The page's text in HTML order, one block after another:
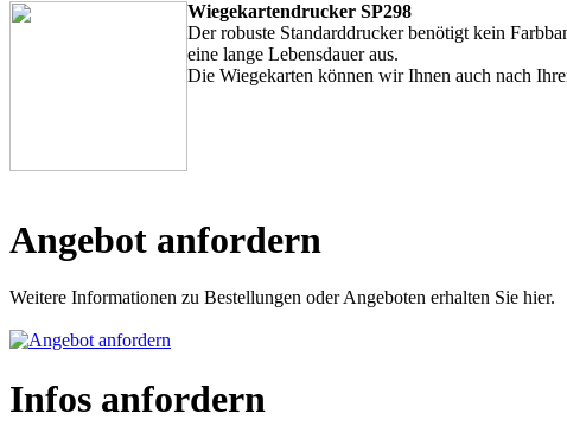
Wiegekartendrucker SP298
Der robuste Standarddrucker benötigt kein
eine lange Lebensdauer aus.
Die Wiegekarten können wir Ihnen auch nach
Angebot anfordern
Weitere Informationen zu Bestellungen oder Angeboten erhalten Sie hier.
Infos anfordern